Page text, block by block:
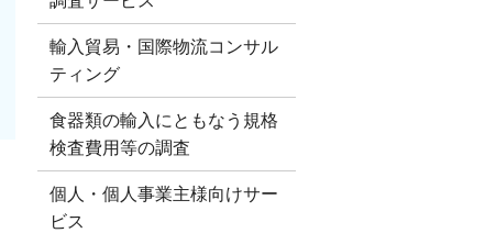
輸入貿易・国際物流コンサル
ティング
食器類の輸入にともなう規格
検査費用等の調査
個人・個人事業主様向けサー
ビス